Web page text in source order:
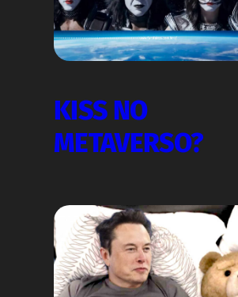
KISS NO
METAVERSO?